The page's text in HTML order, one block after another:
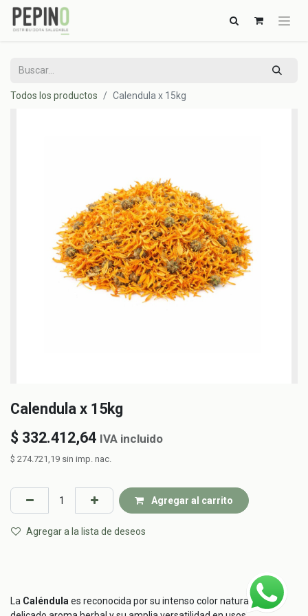
Todos los productos Calendula x 15kg
Calendula x 15kg
$ 332.412,64 IVA incluido
$ 274.721,19 sin imp. nac.
Agregar al carrito
Agregar a la lista de deseos
La Caléndula es reconocida por su intenso color natural, su